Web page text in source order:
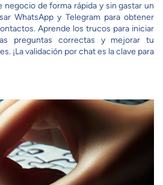
negocio de forma rápida y sin gastar un
WhatsApp y Telegram para obtener
Aprende los trucos para iniciar
preguntas correctas y mejorar tu
¡La validación por chat es la clave para